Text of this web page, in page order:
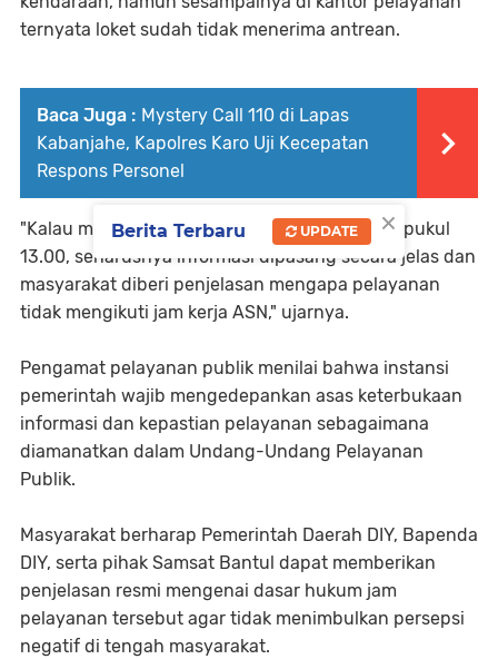
ternyata loket sudah tidak menerima antrean.
Baca Juga : Mystery Call 110 di Lapas
Kabanjahe, Kapolres Karo Uji Kecepatan
Respons Personel
"Kalau memang jam pelayanan hanya sampai pukul
13.00, seharusnya informasi dipasang secara jelas dan
masyarakat diberi penjelasan mengapa pelayanan
tidak mengikuti jam kerja ASN," ujarnya.
Pengamat pelayanan publik menilai bahwa instansi
pemerintah wajib mengedepankan asas keterbukaan
informasi dan kepastian pelayanan sebagaimana
diamanatkan dalam Undang-Undang Pelayanan
Publik.
Masyarakat berharap Pemerintah Daerah DIY, Bapenda
DIY, serta pihak Samsat Bantul dapat memberikan
penjelasan resmi mengenai dasar hukum jam
pelayanan tersebut agar tidak menimbulkan persepsi
negatif di tengah masyarakat.
×
Berita Terbaru UPDATE